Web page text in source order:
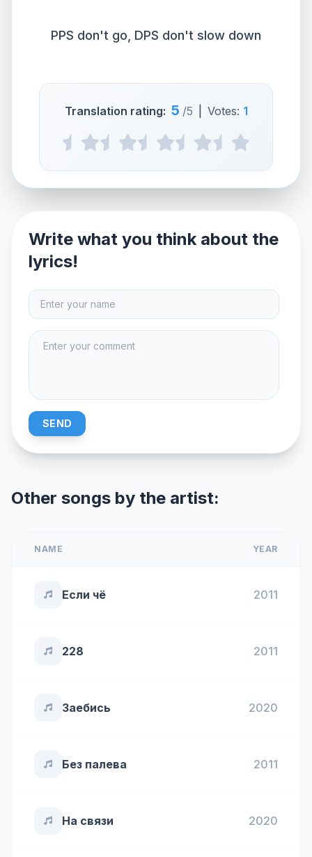
PPS don't go, DPS don't slow down
Translation rating: 5 /5 Votes: 1
Write what you think about the
lyrics!
SEND
Other songs by the artist:
NAME YEAR
Если чё 2011
228 2011
Заебись 2020
Без палева 2011
На связи 2020